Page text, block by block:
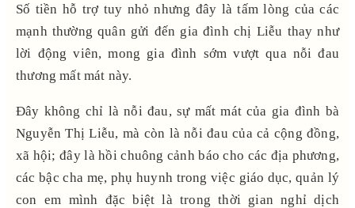
Số tiền hỗ trợ tuy nhỏ nhưng đây là tấm lòng của các
mạnh thường quân gửi đến gia đình chị Liễu thay như
lời động viên, mong gia đình sớm vượt qua nỗi đau
thương mất mát này.
Đây không chỉ là nỗi đau, sự mất mát của gia đình bà
Nguyễn Thị Liễu, mà còn là nỗi đau của cả cộng đồng,
xã hội; đây là hồi chuông cảnh báo cho các địa phương,
các bậc cha mẹ, phụ huynh trong việc giáo dục, quản lý
con em mình đặc biệt là trong thời gian nghỉ dịch